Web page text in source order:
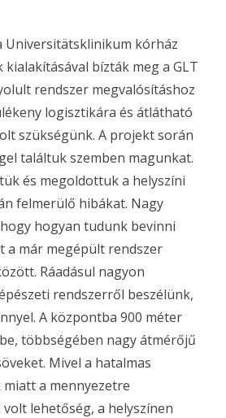
Universitätsklinikum kórház
bízták meg a GLT
rendszer megvalósításhoz
logisztikára és átlátható
szükségünk. A projekt során
találtuk szemben magunkat.
és megoldottuk a helyszíni
felmerülő hibákat. Nagy
hogyan tudunk bevinni
a már megépült rendszer
Ráadásul nagyon
rendszerről beszélünk,
A központba 900 méter
többségében nagy átmérőjű
Mivel a hatalmas
a mennyezetre
lehetőség, a helyszínen